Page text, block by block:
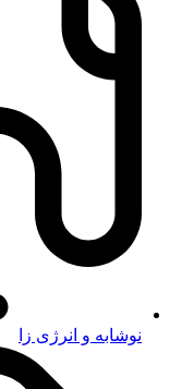
نوشابه و انرژی زا